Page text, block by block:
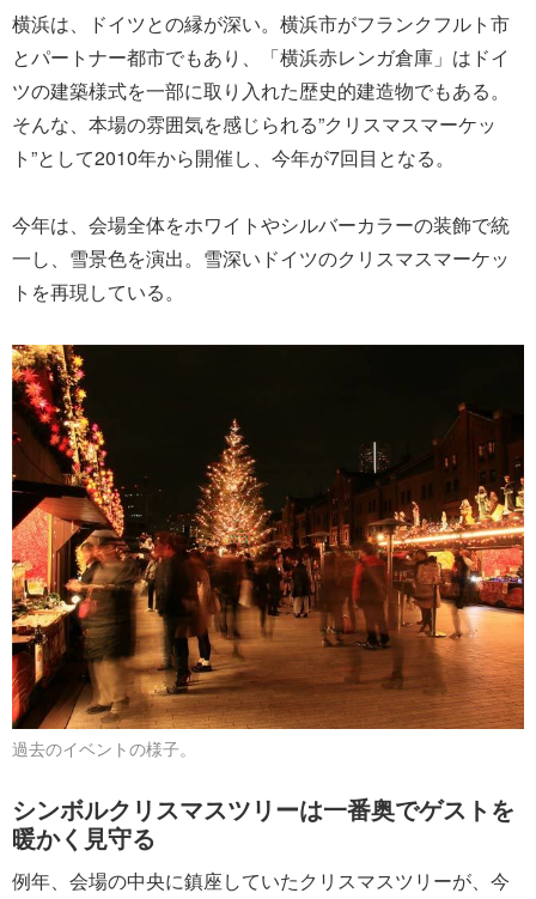
横浜は、ドイツとの縁が深い。横浜市がフランクフルト市
とパートナー都市でもあり、「横浜赤レンガ倉庫」はドイ
ツの建築様式を一部に取り入れた歴史的建造物でもある。
そんな、本場の雰囲気を感じられる”クリスマスマーケッ
ト”として2010年から開催し、今年が7回目となる。
今年は、会場全体をホワイトやシルバーカラーの装飾で統
一し、雪景色を演出。雪深いドイツのクリスマスマーケッ
トを再現している。
過去のイベントの様子。
シンボルクリスマスツリーは一番奥でゲストを
暖かく見守る
例年、会場の中央に鎮座していたクリスマスツリーが、今